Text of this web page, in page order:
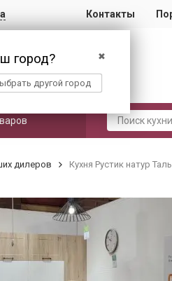
✖
город?
другой город
Контакты
дилеров Кухня Рустик натур